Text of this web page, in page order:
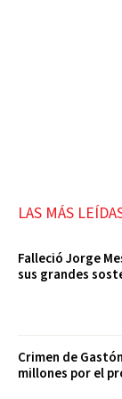
LAS MÁS
Falleció Jorge Messi, el papá de
sus grandes
Crimen de
millones por el